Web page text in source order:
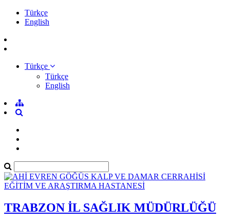
Türkçe
English
Türkçe
Türkçe
English
TRABZON İL SAĞLIK MÜDÜRLÜĞÜ